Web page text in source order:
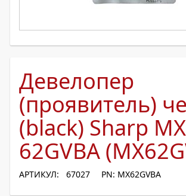
Девелопер
(проявитель)
(black) Sharp
62GVBA
АРТИКУЛ: 67027 PN: MX62GVBA